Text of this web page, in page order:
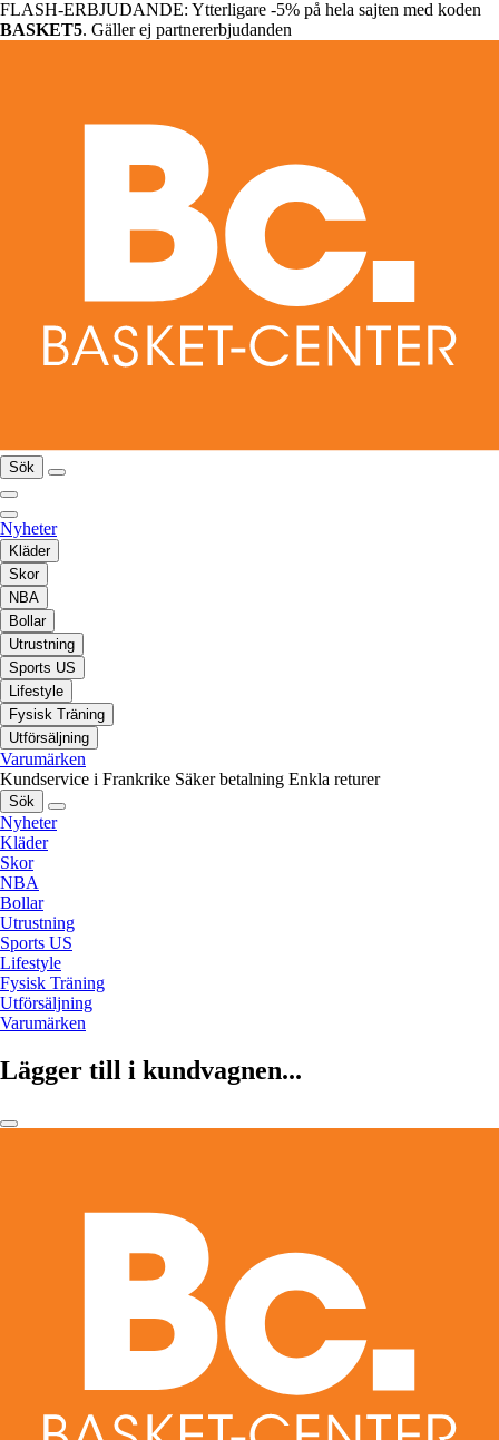
FLASH-ERBJUDANDE: Ytterligare -5% på hela sajten med koden
BASKET5. Gäller ej partnererbjudanden
Sök
Nyheter
Kläder
Skor
NBA
Bollar
Utrustning
Sports US
Lifestyle
Fysisk Träning
Utförsäljning
Varumärken
Kundservice i Frankrike Säker betalning Enkla returer
Sök
Nyheter
Kläder
Skor
NBA
Bollar
Utrustning
Sports US
Lifestyle
Fysisk Träning
Utförsäljning
Varumärken
Lägger till i kundvagnen...